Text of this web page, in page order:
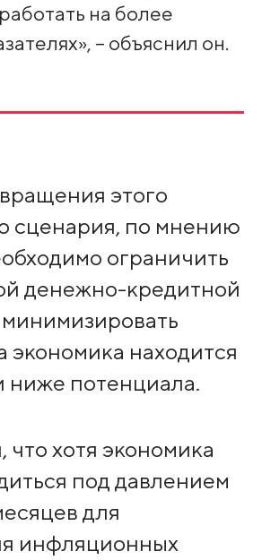
на более
– объяснил он.
этого
сценария, по мнению
ограничить
денежно-кредитной
экономика находится
ниже потенциала.
хотя экономика
под давлением
для
инфляционных